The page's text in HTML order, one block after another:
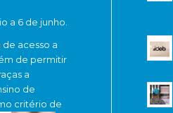
a 6 de junho.
acesso a
de permitir
a
de
critério de